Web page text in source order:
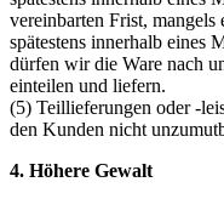
vereinbarten Frist,
spätestens innerhalb eines
dürfen wir die Ware nach
einteilen und liefern.
(5) Teillieferungen oder -
den Kunden nicht
4. Höhere Gewalt